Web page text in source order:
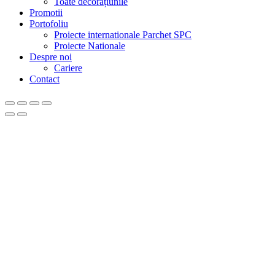
Promotii
Portofoliu
Proiecte internationale Parchet SPC
Proiecte Nationale
Despre noi
Cariere
Contact